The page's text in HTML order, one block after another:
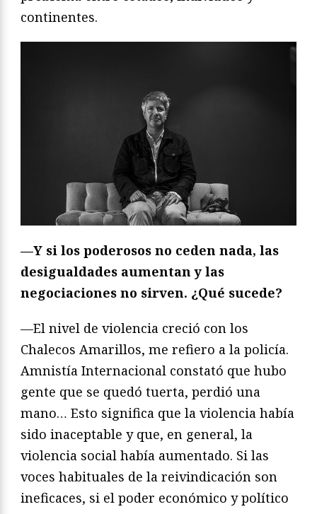
continentes.
—Y si los poderosos no ceden nada, las
desigualdades aumentan y las
negociaciones no sirven. ¿Qué sucede?
—El nivel de violencia creció con los
Chalecos Amarillos, me refiero a la policía.
Amnistía Internacional constató que hubo
gente que se quedó tuerta, perdió una
mano… Esto significa que la violencia había
sido inaceptable y que, en general, la
violencia social había aumentado. Si las
voces habituales de la reivindicación son
ineficaces, si el poder económico y político